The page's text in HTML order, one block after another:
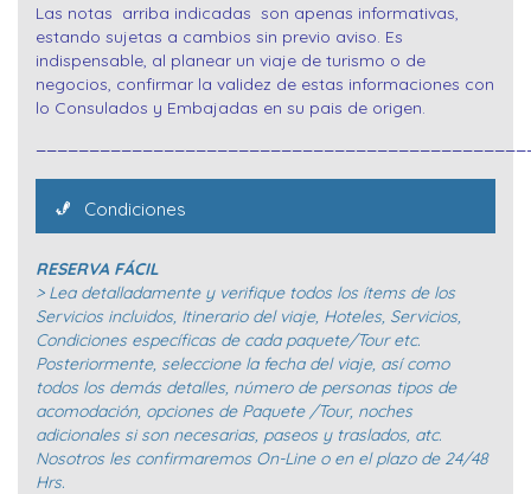
Las notas arriba indicadas son apenas informativas,
estando sujetas a cambios sin previo aviso. Es
indispensable, al planear un viaje de turismo o de
negocios, confirmar la validez de estas informaciones con
lo Consulados y Embajadas en su pais de origen.
Condiciones
RESERVA FÁCIL
> Lea detalladamente y verifique todos los ítems de los
Servicios incluidos, Itinerario del viaje, Hoteles, Servicios,
Condiciones específicas de cada paquete/Tour etc.
Posteriormente, seleccione la fecha del viaje, así como
todos los demás detalles, número de personas tipos de
acomodación, opciones de Paquete /Tour, noches
adicionales si son necesarias, paseos y traslados, atc.
Nosotros les confirmaremos On-Line o en el plazo de 24/48
Hrs.